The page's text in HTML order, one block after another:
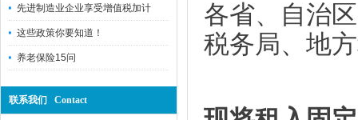
先进制造业企业享受增值税加计
这些政策你要知道！
养老保险15问
联系我们 Contact
各省、自治
税务局、地